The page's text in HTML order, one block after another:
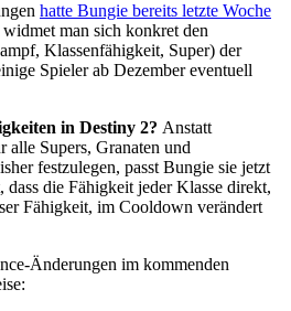
hatte Bungie bereits letzte Woche
widmet man sich konkret den
Klassenfähigkeit, Super) der
Spieler ab Dezember eventuell
in Destiny 2? Anstatt
Supers, Granaten und
festzulegen, passt Bungie sie jetzt
die Fähigkeit jeder Klasse direkt,
Fähigkeit, im Cooldown verändert
Änderungen im kommenden